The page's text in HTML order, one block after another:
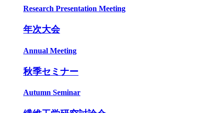
Research Presentation Meeting
年次大会
Annual Meeting
秋季セミナー
Autumn Seminar